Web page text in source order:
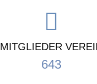
MITGLIEDER
643